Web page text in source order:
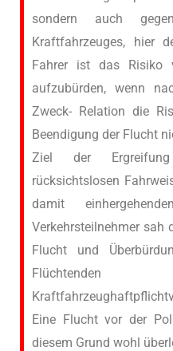
sondern auch
Kraftfahrzeuges, hier
Fahrer ist das Risiko
aufzubürden, wenn
Zweck- Relation die
Beendigung der Flucht
Ziel der
rücksichtslosen
damit
Verkehrsteilnehmer sah
Flucht und
Eine Flucht vor der
diesem Grund wohl